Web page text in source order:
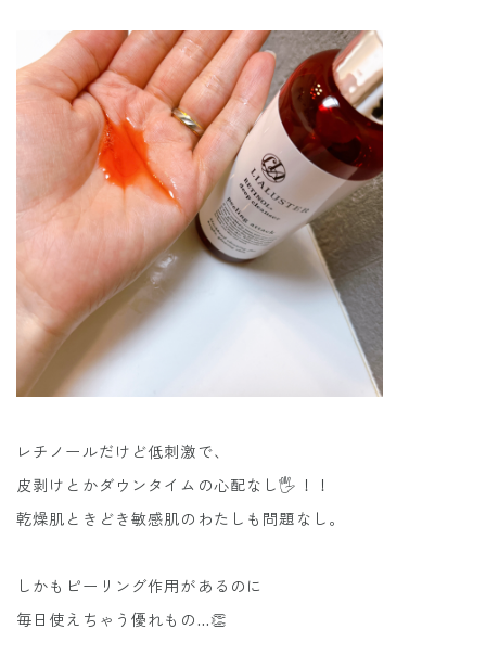
レチノールだけど低刺激で、
皮剥けとかダウンタイムの心配なし🖐️！！
乾燥肌ときどき敏感肌のわたしも問題なし。
しかもピーリング作用があるのに
毎日使えちゃう優れもの...👏